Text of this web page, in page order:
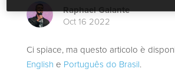
Raphael Galante
Oct 16 2022
Ci spiace, ma questo articolo è
English e Português do Brasil.